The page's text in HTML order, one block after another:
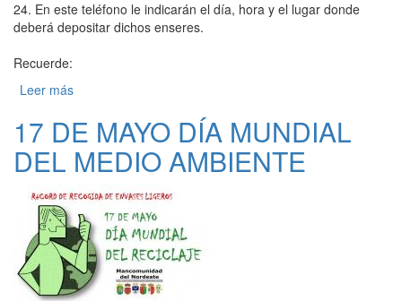
24. En este teléfono le indicarán el día, hora y el lugar donde
deberá depositar dichos enseres.
Recuerde:
Leer más
17 DE MAYO DÍA MUNDIAL
DEL MEDIO AMBIENTE